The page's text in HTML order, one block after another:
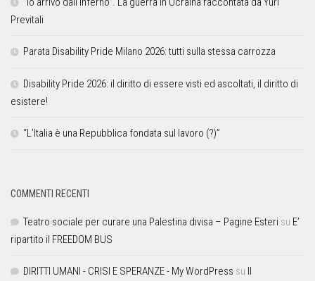
Previtali
Parata Disability Pride Milano 2026: tutti sulla stessa carrozza
Disability Pride 2026: il diritto di essere visti ed ascoltati, il diritto di
esistere!
“L’Italia è una Repubblica fondata sul lavoro (?)”
COMMENTI RECENTI
Teatro sociale per curare una Palestina divisa – Pagine Esteri su E’
ripartito il FREEDOM BUS
DIRITTI UMANI - CRISI E SPERANZE - My WordPress su Il